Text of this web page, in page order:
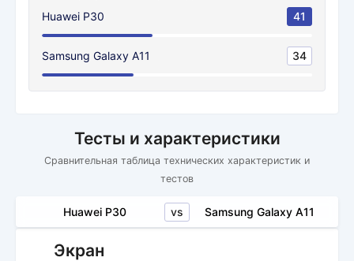
Huawei P30 41
Samsung Galaxy A11 34
Тесты и характеристики
Сравнительная таблица технических характеристик и
тестов
Huawei P30 vs Samsung Galaxy A11
Экран